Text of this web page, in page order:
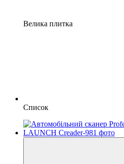
Велика плитка
Список